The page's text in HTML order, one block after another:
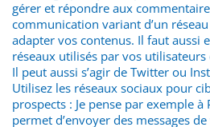
gérer et répondre aux
communication variant d’un
adapter vos contenus. Il faut aussi
réseaux utilisés par vos utilisateurs
Il peut aussi s’agir de Twitter ou
Utilisez les réseaux sociaux pour
prospects : Je pense par exemple
permet d’envoyer des messages